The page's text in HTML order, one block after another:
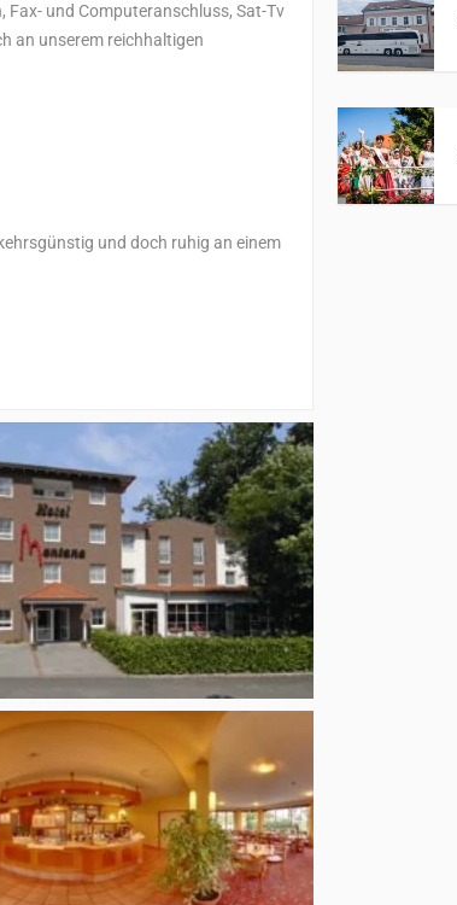
und Computeranschluss, Sat-Tv
an unserem reichhaltigen
und doch ruhig an einem